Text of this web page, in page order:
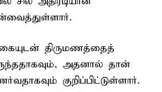
திருமணத்தைத்
அதனால் தான்
குறிப்பிட்டுள்ளார்.